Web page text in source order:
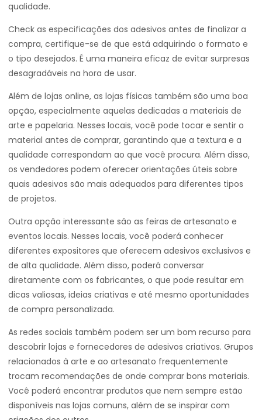
qualidade.
Check as especificações dos adesivos antes de finalizar a
compra, certifique-se de que está adquirindo o formato e
o tipo desejados. É uma maneira eficaz de evitar surpresas
desagradáveis na hora de usar.
Além de lojas online, as lojas físicas também são uma boa
opção, especialmente aquelas dedicadas a materiais de
arte e papelaria. Nesses locais, você pode tocar e sentir o
material antes de comprar, garantindo que a textura e a
qualidade correspondam ao que você procura. Além disso,
os vendedores podem oferecer orientações úteis sobre
quais adesivos são mais adequados para diferentes tipos
de projetos.
Outra opção interessante são as feiras de artesanato e
eventos locais. Nesses locais, você poderá conhecer
diferentes expositores que oferecem adesivos exclusivos e
de alta qualidade. Além disso, poderá conversar
diretamente com os fabricantes, o que pode resultar em
dicas valiosas, ideias criativas e até mesmo oportunidades
de compra personalizada.
As redes sociais também podem ser um bom recurso para
descobrir lojas e fornecedores de adesivos criativos. Grupos
relacionados à arte e ao artesanato frequentemente
trocam recomendações de onde comprar bons materiais.
Você poderá encontrar produtos que nem sempre estão
disponíveis nas lojas comuns, além de se inspirar com